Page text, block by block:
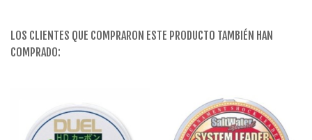
LOS CLIENTES QUE COMPRARON ESTE PRODUCTO TAMBIÉN HAN
COMPRADO: